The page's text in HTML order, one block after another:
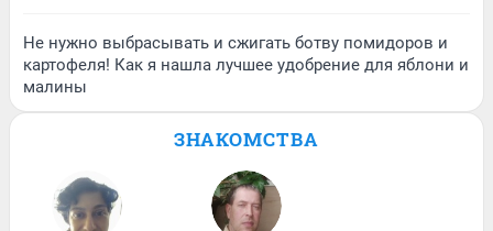
Не нужно выбрасывать и сжигать ботву помидоров и
картофеля! Как я нашла лучшее удобрение для яблони и
малины
ЗНАКОМСТВА